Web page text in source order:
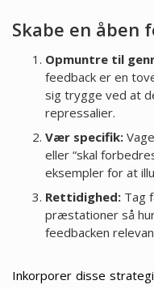
Skabe en åben
Opmuntre til
feedback er en
sig trygge ved at
repressalier.
Vær specifik:
eller “skal
eksempler for at
Rettidighed:Tag
præstationer så
feedbacken
Inkorporer disse